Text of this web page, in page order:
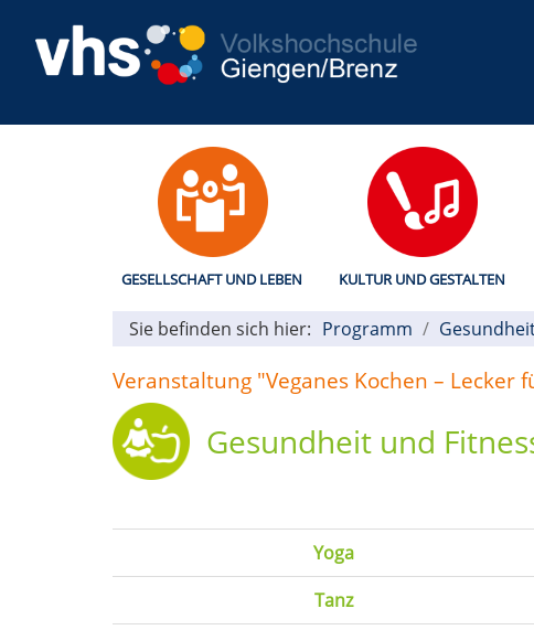
GESELLSCHAFT UND LEBEN KULTUR UND GESTALTEN
Sie befinden sich hier: Programm
Veranstaltung "Veganes Kochen –
Gesundheit und
Yoga
Tanz